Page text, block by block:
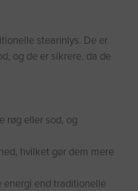
stearinlys. De er
og de er sikrere, da de
røg eller sod, og
hvilket gør dem mere
energi end traditionelle